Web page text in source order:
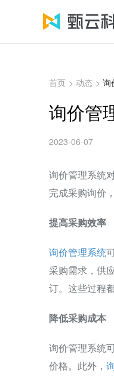
首页 > 动态 > 询
询价管
2023-06-07
询价管理系统
完成采购询价
提高采购效率
询价管理系统
采购需求，供
订。这些过程
降低采购成本
询价管理系统
价格。此外，